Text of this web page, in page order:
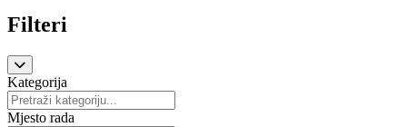
Filteri
Kategorija
Mjesto rada